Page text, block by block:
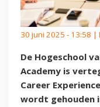
30 juni 2025 - 13:58 |
De Hogeschool
Academy is
Career
wordt gehouden